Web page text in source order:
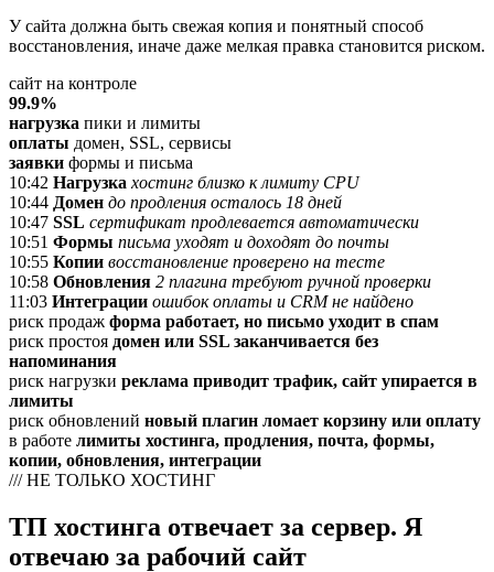
У сайта должна быть свежая копия и понятный способ
восстановления, иначе даже мелкая правка становится риском.
сайт на контроле
99.9%
нагрузка пики и лимиты
оплаты домен, SSL, сервисы
заявки формы и письма
10:42 Нагрузка хостинг близко к лимиту CPU
10:44 Домен до продления осталось 18 дней
10:47 SSL сертификат продлевается автоматически
10:51 Формы письма уходят и доходят до почты
10:55 Копии восстановление проверено на тесте
10:58 Обновления 2 плагина требуют ручной проверки
11:03 Интеграции ошибок оплаты и CRM не найдено
риск продаж форма работает, но письмо уходит в спам
риск простоя домен или SSL заканчивается без
напоминания
риск нагрузки реклама приводит трафик, сайт упирается в
лимиты
риск обновлений новый плагин ломает корзину или оплату
в работе лимиты хостинга, продления, почта, формы,
копии, обновления, интеграции
/// НЕ ТОЛЬКО ХОСТИНГ
ТП хостинга отвечает за сервер. Я
отвечаю за рабочий сайт